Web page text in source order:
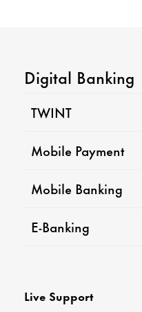
Digital Banking
TWINT
Mobile Payment
Mobile Banking
E-Banking
Live Support